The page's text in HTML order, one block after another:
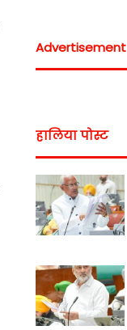
Advertisement
हालिया पोस्ट